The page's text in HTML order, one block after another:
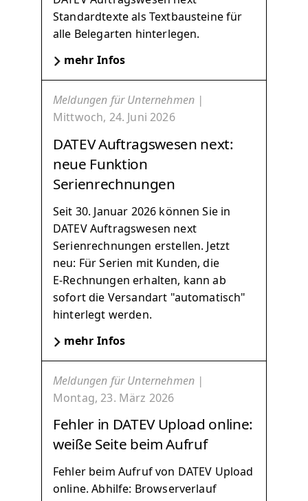
Standardtexte als Textbausteine für
alle Belegarten hinterlegen.
mehr Infos
Meldungen für Unternehmen |
Mittwoch, 24. Juni 2026
DATEV Auftragswesen next:
neue Funktion
Serienrechnungen
Seit 30. Januar 2026 können Sie in
DATEV Auftragswesen next
Serienrechnungen erstellen. Jetzt
neu: Für Serien mit Kunden, die
E‑Rechnungen erhalten, kann ab
sofort die Versandart "automatisch"
hinterlegt werden.
mehr Infos
Meldungen für Unternehmen |
Montag, 23. März 2026
Fehler in DATEV Upload online:
weiße Seite beim Aufruf
Fehler beim Aufruf von DATEV Upload
online. Abhilfe: Browserverlauf